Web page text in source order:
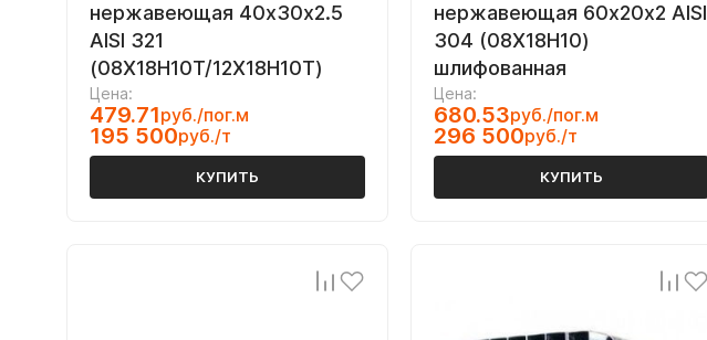
нержавеющая 40х30х2.5
AISI 321
(08Х18Н10Т/12Х18Н10Т)
Цена:
479.71руб./пог.м
195 500руб./т
КУПИТЬ
нержавеющая 60х20х2 AISI
304 (08Х18Н10)
шлифованная
Цена:
680.53руб./пог.м
296 500руб./т
КУПИТЬ